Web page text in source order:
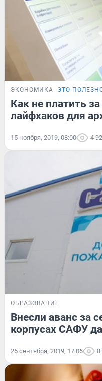
ЭКОНОМИКА ЭТО
Как не платить
лайфхаков для
15 ноября, 2019, 08:00 4
ОБРАЗОВАНИЕ
Внесли аванс за
корпусах САФУ
26 сентября, 2019, 17:06 8